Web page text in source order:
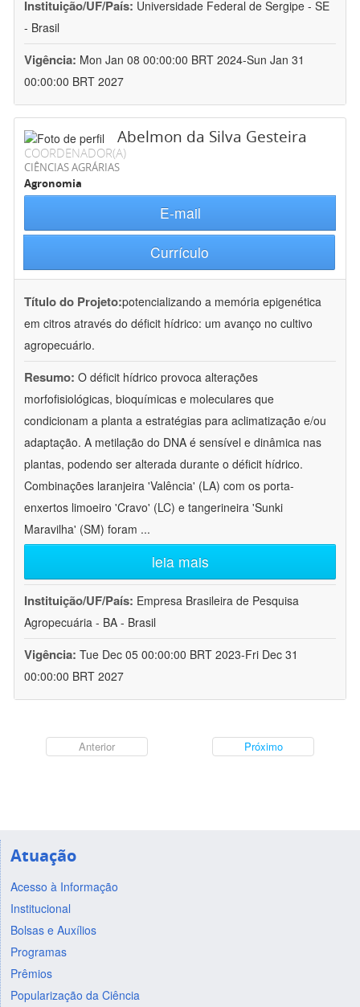
Instituição/UF/País: Universidade Federal de Sergipe - SE
- Brasil
Vigência: Mon Jan 08 00:00:00 BRT 2024-Sun Jan 31
00:00:00 BRT 2027
Abelmon da Silva Gesteira
COORDENADOR(A)
CIÊNCIAS AGRÁRIAS
Agronomia
E-mail
Currículo
Título do Projeto:potencializando a memória epigenética
em citros através do déficit hídrico: um avanço no cultivo
agropecuário.
Resumo: O déficit hídrico provoca alterações
morfofisiológicas, bioquímicas e moleculares que
condicionam a planta a estratégias para aclimatização e/ou
adaptação. A metilação do DNA é sensível e dinâmica nas
plantas, podendo ser alterada durante o déficit hídrico.
Combinações laranjeira 'Valência' (LA) com os porta-
enxertos limoeiro 'Cravo' (LC) e tangerineira 'Sunki
Maravilha' (SM) foram ...
leia mais
Instituição/UF/País: Empresa Brasileira de Pesquisa
Agropecuária - BA - Brasil
Vigência: Tue Dec 05 00:00:00 BRT 2023-Fri Dec 31
00:00:00 BRT 2027
Anterior Próximo
Atuação
Acesso à Informação
Institucional
Bolsas e Auxílios
Programas
Prêmios
Popularização da Ciência